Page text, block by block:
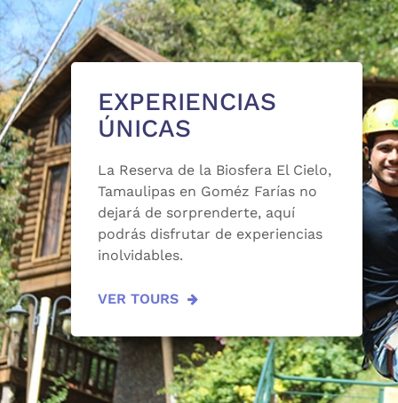
EXPERIENCIAS
ÚNICAS
La Reserva de la Biosfera El Cielo,
Tamaulipas en Goméz Farías no
dejará de sorprenderte, aquí
podrás disfrutar de experiencias
inolvidables.
VER TOURS